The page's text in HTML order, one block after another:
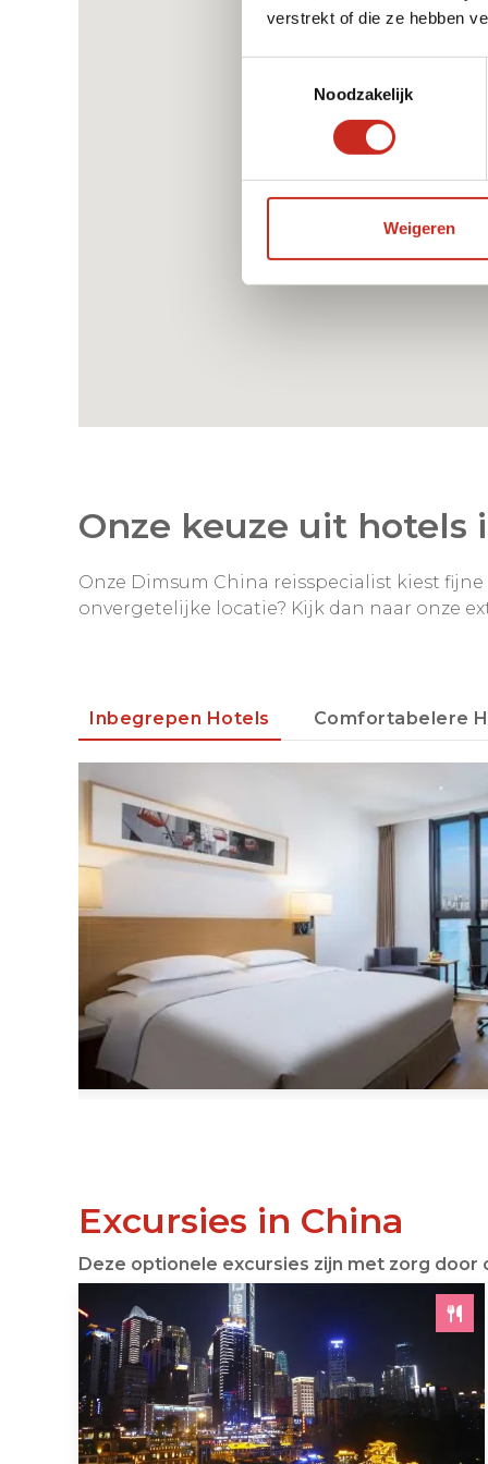
verstrekt of die ze hebben
Noodzakelijk
Weigeren
Onze keuze uit hotels
Onze Dimsum China reisspecialist kiest
onvergetelijke locatie? Kijk dan naar onze
Inbegrepen Hotels Comfortabelere
Excursies in China
Deze optionele excursies zijn met zorg